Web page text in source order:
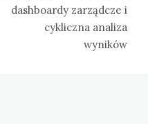
dashboardy zarządcze i
cykliczna analiza
wyników